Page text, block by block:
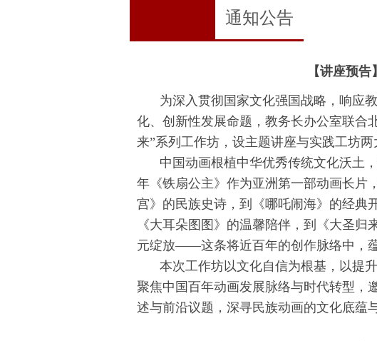
通知公告
【讲座预
为深入贯彻国家文化强国战略，响应
化、创新性发展命题，教务长办公室联合
来”系列工作坊，设主题讲座与实践工坊
中国动画根植中华优秀传统文化沃土
年《铁扇公主》作为亚洲第一部动画长片
宫》的民族史诗，到《哪吒闹海》的经典
《大耳朵图图》的温馨陪伴，到《大圣
元绽放——这条将近百年的创作脉络中，
本次工作坊以文化自信为根基，以提
聚焦中国百年动画发展脉络与时代转型，
述与前沿议题，深寻民族动画的文化底蕴